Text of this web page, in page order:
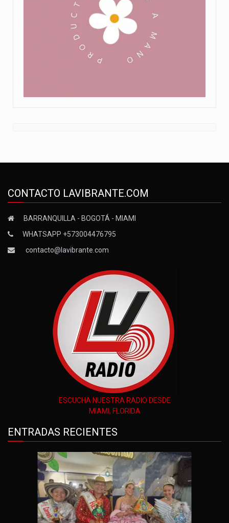
CONTACTO LAVIBRANTE.COM
BARRANQUILLA - BOGOTÁ - MIAMI
WHATSAPP +573004476795
contacto@lavibrante.com
ESCUCHA NUESTRA RADIO DESDE
MIAMI, FLORIDA
ENTRADAS RECIENTES